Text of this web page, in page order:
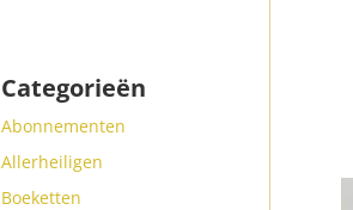
Categorieën
Abonnementen
Allerheiligen
Boeketten